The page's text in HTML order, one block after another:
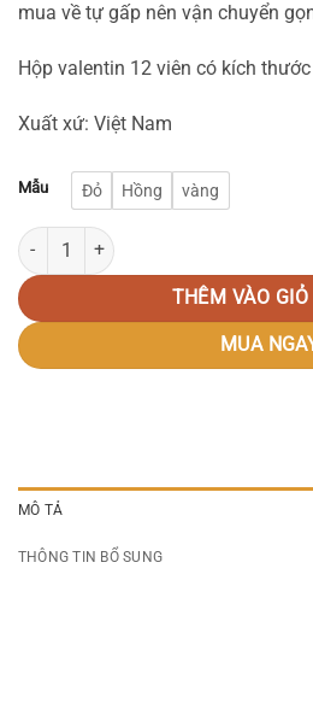
mua về tự gấp nên vận chuyển
Hộp valentin 12 viên có kích
Xuất xứ: Việt Nam
Mẫu Đỏ Hồng vàng
Bộ túi hộp socola 12 viên 2025 số lượng
THÊM VÀO GIỎ
MUA
MÔ TẢ
THÔNG TIN BỔ SUNG